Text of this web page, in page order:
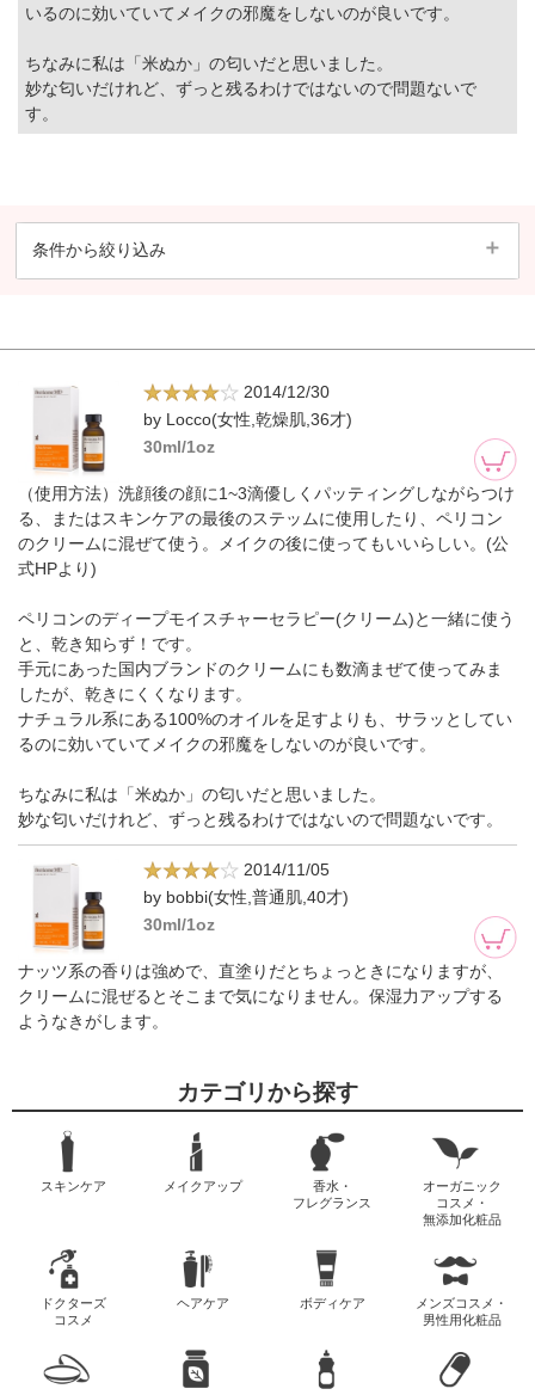
いるのに効いていてメイクの邪魔をしないのが良いです。
ちなみに私は「米ぬか」の匂いだと思いました。
妙な匂いだけれど、ずっと残るわけではないので問題ないで
す。
条件から絞り込み
2014/12/30
by Locco(女性,乾燥肌,36才)
30ml/1oz
（使用方法）洗顔後の顔に1~3滴優しくパッティングしながらつけ
る、またはスキンケアの最後のステッムに使用したり、ペリコン
のクリームに混ぜて使う。メイクの後に使ってもいいらしい。(公
式HPより)
ペリコンのディープモイスチャーセラピー(クリーム)と一緒に使う
と、乾き知らず！です。
手元にあった国内ブランドのクリームにも数滴まぜて使ってみま
したが、乾きにくくなります。
ナチュラル系にある100%のオイルを足すよりも、サラッとしてい
るのに効いていてメイクの邪魔をしないのが良いです。
ちなみに私は「米ぬか」の匂いだと思いました。
妙な匂いだけれど、ずっと残るわけではないので問題ないです。
2014/11/05
by bobbi(女性,普通肌,40才)
30ml/1oz
ナッツ系の香りは強めで、直塗りだとちょっときになりますが、
クリームに混ぜるとそこまで気になりません。保湿力アップする
ようなきがします。
カテゴリから探す
スキンケア メイクアップ
香水・
フレグランス
オーガニック
コスメ・
無添加化粧品
ドクターズ
コスメ
ヘアケア ボディケア
メンズコスメ・
男性用化粧品